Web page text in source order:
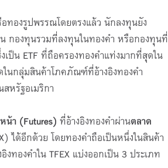
ทองรูปพรรณโดยตรงแล้ว นักลงทุนยัง
กองทุนรวมที่ลงทุนในทองคำ หรือกองทุนที่
เป็น ETF ที่ถือครองทองคำแท่งมากที่สุดใน
นกลุ่มสินค้าโภคภัณฑ์ที่อ้างอิงทองคำ
หรัฐอเมริกา
น้า (Futures) ที่อ้างอิงทองคำผ่านตลาด
ได้อีกด้วย โดยทองคำถือเป็นหนึ่งในสินค้า
ทองคำใน TFEX แบ่งออกเป็น 3 ประเภท